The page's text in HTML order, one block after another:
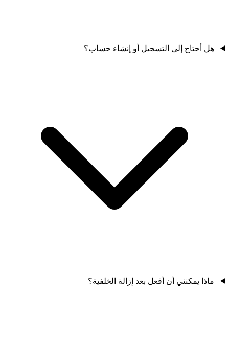
هل أحتاج إلى التسجيل أو إنشاء حساب؟
ماذا يمكنني أن أفعل بعد إزالة الخلفية؟